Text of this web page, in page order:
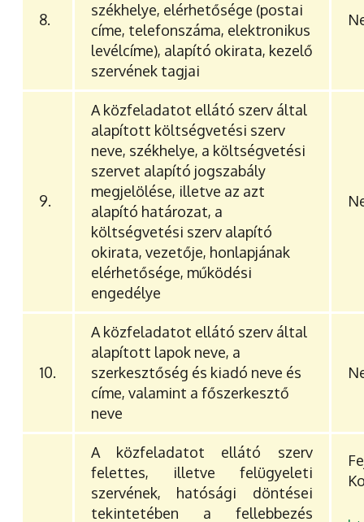
8.
székhelye, elérhetősége (postai
címe, telefonszáma, elektronikus
levélcíme), alapító okirata, kezelő
szervének tagjai
9.
A közfeladatot ellátó szerv által
alapított költségvetési szerv
neve, székhelye, a költségvetési
szervet alapító jogszabály
megjelölése, illetve az azt
alapító határozat, a
költségvetési szerv alapító
okirata, vezetője, honlapjának
elérhetősége, működési
engedélye
10.
A közfeladatot ellátó szerv által
alapított lapok neve, a
szerkesztőség és kiadó neve és
címe, valamint a főszerkesztő
neve
A közfeladatot ellátó szerv
felettes, illetve felügyeleti
szervének, hatósági döntései
tekintetében a fellebbezés